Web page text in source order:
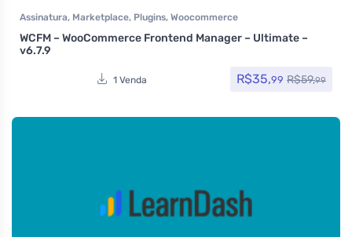
Assinatura, Marketplace, Plugins, Woocommerce
WCFM – WooCommerce Frontend Manager – Ultimate –
v6.7.9
1 Venda R$35,99 R$59,99